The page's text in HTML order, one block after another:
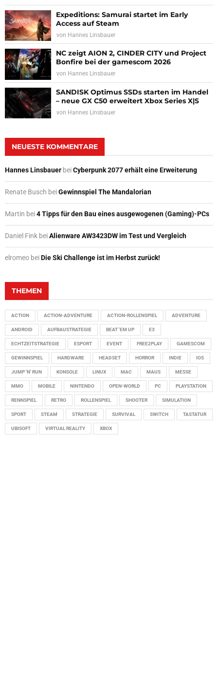
Expeditions: Samurai startet im Early
Access auf Steam
von Hannes Linsbauer
NC zeigt AION 2, CINDER CITY und Project
Bonfire bei der gamescom 2026
von Hannes Linsbauer
SANDISK Optimus SSDs starten im Handel
– neue GX C50 erweitert Xbox Series X|S
von Hannes Linsbauer
NEUESTE KOMMENTARE
Hannes Linsbauer beiCyberpunk 2077 erhält eine Erweiterung
Renate Busch beiGewinnspiel The Mandalorian
Martin bei4 Tipps für den Bau eines ausgewogenen (Gaming)-PCs
Daniel Fink beiAlienware AW3423DW im Test und Vergleich
elromeo beiDie Ski Challenge ist im Herbst zurück!
THEMEN
ACTION ACTION-ADVENTURE ACTION-ROLLENSPIEL ADVENTURE
ANDROID AUFBAUSTRATEGIE BEAT 'EM UP E3
ECHTZEITSTRATEGIE ESPORT EVENT FREE2PLAY GAMESCOM
GEWINNSPIEL HARDWARE HEADSET HORROR INDIE IOS
JUMP 'N' RUN KONSOLE LINUX MAC MAUS MESSE
MMO MOBILE NINTENDO OPEN-WORLD PC PLAYSTATION
RENNSPIEL RETRO ROLLENSPIEL SHOOTER SIMULATION
SPORT STEAM STRATEGIE SURVIVAL SWITCH TASTATUR
UBISOFT VIRTUAL REALITY XBOX